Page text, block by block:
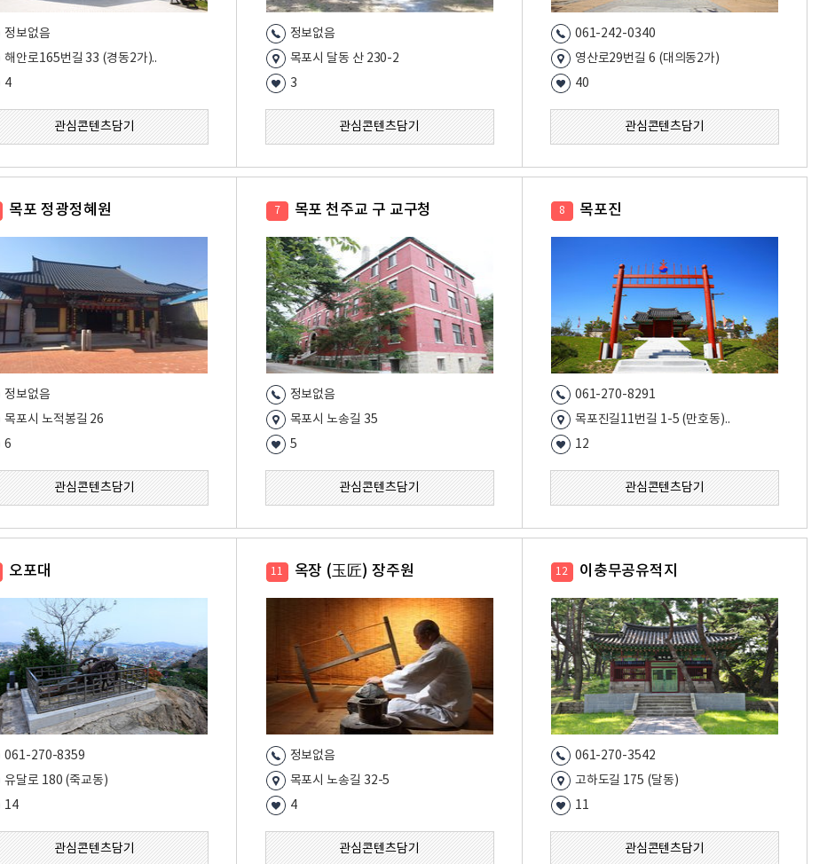
정보없음
해안로165번길 33 (경동2가)..
4
관심콘텐츠담기
정보없음
목포시 달동 산 230-2
3
관심콘텐츠담기
061-242-0340
영산로29번길 6 (대의동2가)
40
관심콘텐츠담기
목포 정광정혜원
정보없음
목포시 노적봉길 26
6
관심콘텐츠담기
7 목포 천주교 구 교구청
정보없음
목포시 노송길 35
5
관심콘텐츠담기
8 목포진
061-270-8291
목포진길11번길 1-5 (만호동)..
12
관심콘텐츠담기
오포대
061-270-8359
유달로 180 (죽교동)
14
관심콘텐츠담기
11 옥장 (玉匠) 장주원
정보없음
목포시 노송길 32-5
4
관심콘텐츠담기
12 이충무공유적지
061-270-3542
고하도길 175 (달동)
11
관심콘텐츠담기